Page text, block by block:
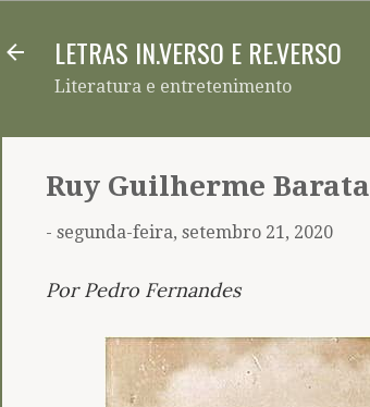
LETRAS IN.VERSO E RE.VERSO
Literatura e entretenimento
Ruy Guilherme Barata
- segunda-feira, setembro 21, 2020
Por Pedro Fernandes